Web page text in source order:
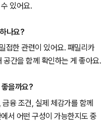
있어요.
나요?
접한 관련이 있어요. 패밀리카
간을 함께 확인하는 게 좋아요.
을까요?
융 조건, 실제 체감가를 함께
서 어떤 구성이 가능한지도 중